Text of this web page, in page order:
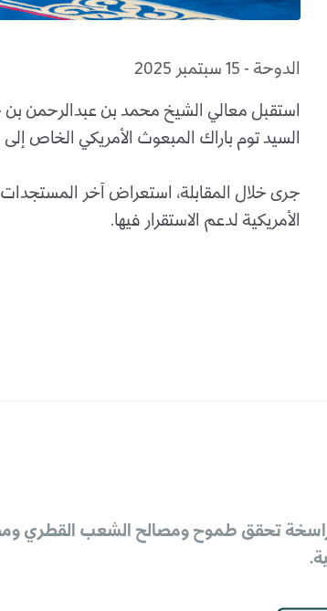
الدوحة - 15 سبتمبر 2025
استقبل معالي الشيخ محمد بن عبدالرحمن بن
السيد توم باراك المبعوث الأمريكي الخاص إلى
جرى خلال المقابلة، استعراض آخر
الأمريكية لدعم الاستقرار فيها.
تحقق طموح ومصالح الشعب القطري